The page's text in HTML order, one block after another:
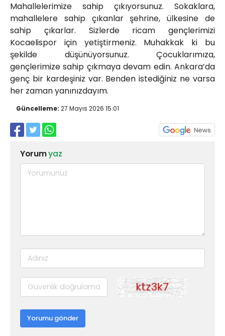
Mahallelerimize sahip çıkıyorsunuz. Sokaklara,
mahallelere sahip çıkanlar şehrine, ülkesine de
sahip çıkarlar. Sizlerde ricam gençlerimizi
Kocaelispor için yetiştirmeniz. Muhakkak ki bu
şekilde düşünüyorsunuz. Çocuklarımıza,
gençlerimize sahip çıkmaya devam edin. Ankara’da
genç bir kardeşiniz var. Benden istediğiniz ne varsa
her zaman yanınızdayım.
Güncelleme: 27 Mayıs 2026 15:01
Yorumyaz
Yorumu gönder